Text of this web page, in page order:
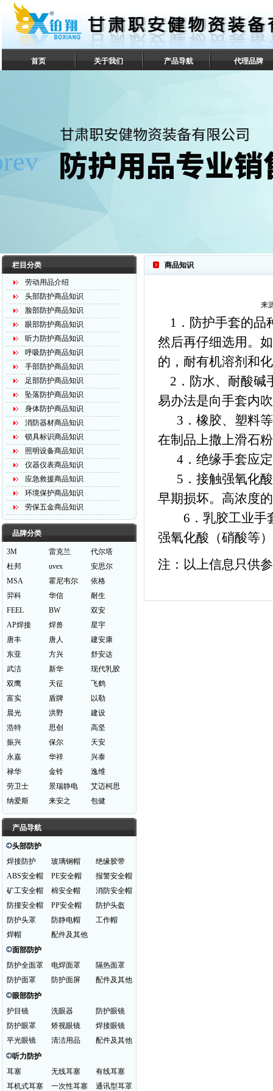
首页 关于我们 产品导航 代理品牌
栏目分类
劳动用品介绍
头部防护商品知识
脸部防护商品知识
眼部防护商品知识
听力防护商品知识
呼吸防护商品知识
手部防护商品知识
足部防护商品知识
坠落防护商品知识
身体防护商品知识
消防器材商品知识
锁具标识商品知识
照明设备商品知识
仪器仪表商品知识
应急救援商品知识
环境保护商品知识
劳保五金商品知识
品牌分类
3M 雷克兰
代尔塔
杜邦
uvex
安思尔
MSA
霍尼韦尔
依格
羿科
华信
耐生
FEEL
BW
双安
AP焊接
焊兽
星宇
唐丰
唐人
建安康
东亚
方兴
舒安达
武洁
新华
现代乳胶
双鹰
天征
飞鹤
富实
盾牌
以勒
晨光
洪野
建设
浩特
思创
高坚
振兴
保尔
天安
永嘉
华祥
兴泰
禄华
金铃
逸维
劳卫士
景瑞静电
艾迈柯思
纳爱斯
来安之 包健
产品导航
头部防护
焊接防护
玻璃钢帽
绝缘胶带
ABS安全帽
PE安全帽
报警安全帽
矿工安全帽
棉安全帽
消防安全帽
防撞安全帽
PP安全帽
防护头盔
防护头罩
防静电帽
工作帽
焊帽
配件及其他
面部防护
防护全面罩
电焊面罩
隔热面罩
防护面罩
防护面屏
配件及其他
眼部防护
护目镜
洗眼器
防护眼镜
防护眼罩
矫视眼镜
焊接眼镜
平光眼镜
清洁用品
配件及其他
听力防护
耳塞
无线耳塞
有线耳塞
耳机式耳塞
一次性耳塞
通讯型耳罩
商品知识
来
1．防护手套的品
然后再仔细选用。
的，耐有机溶剂和
2．防水、耐酸碱
易办法是向手套内
3．橡胶、塑料等
在制品上撒上滑石
4．绝缘手套应定
5．接触强氧化酸
早期损坏。高浓度
6．乳胶工业手套
强氧化酸（硝酸等
注：以上信息只供